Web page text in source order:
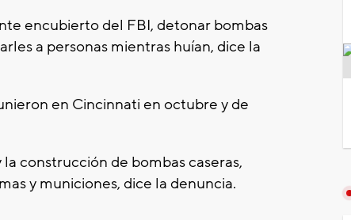
encubierto del FBI, detonar bombas
a personas mientras huían, dice la
en Cincinnati en octubre y de
construcción de bombas caseras,
y municiones, dice la denuncia.